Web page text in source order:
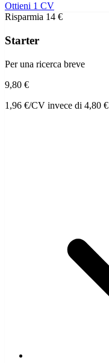
Ottieni 1 CV
Risparmia 14 €
Starter
Per una ricerca breve
9,80 €
1,96 €/CV invece di 4,80 €